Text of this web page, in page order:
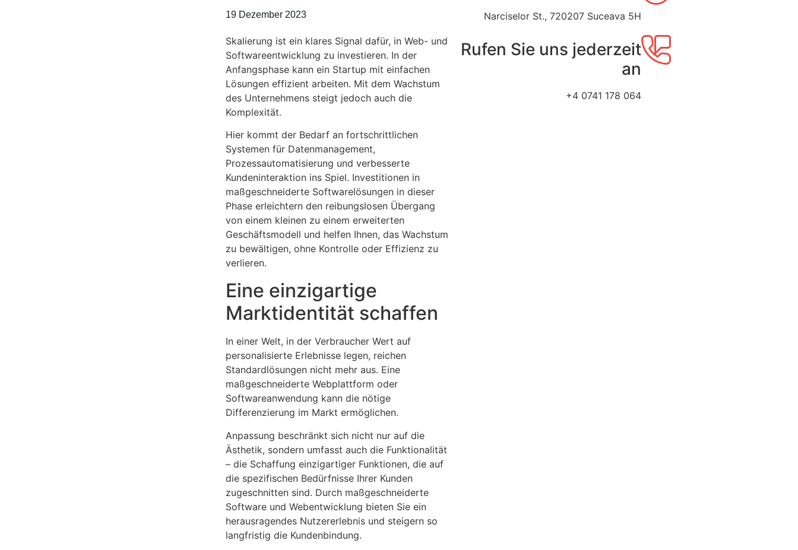
19 Dezember 2023
Skalierung ist ein klares Signal dafür, in Web- und
Softwareentwicklung zu investieren. In der
Anfangsphase kann ein Startup mit einfachen
Lösungen effizient arbeiten. Mit dem Wachstum
des Unternehmens steigt jedoch auch die
Komplexität.
Hier kommt der Bedarf an fortschrittlichen
Systemen für Datenmanagement,
Prozessautomatisierung und verbesserte
Kundeninteraktion ins Spiel. Investitionen in
maßgeschneiderte Softwarelösungen in dieser
Phase erleichtern den reibungslosen Übergang
von einem kleinen zu einem erweiterten
Geschäftsmodell und helfen Ihnen, das Wachstum
zu bewältigen, ohne Kontrolle oder Effizienz zu
verlieren.
Eine einzigartige
Marktidentität schaffen
In einer Welt, in der Verbraucher Wert auf
personalisierte Erlebnisse legen, reichen
Standardlösungen nicht mehr aus. Eine
maßgeschneiderte Webplattform oder
Softwareanwendung kann die nötige
Differenzierung im Markt ermöglichen.
Anpassung beschränkt sich nicht nur auf die
Ästhetik, sondern umfasst auch die Funktionalität
– die Schaffung einzigartiger Funktionen, die auf
die spezifischen Bedürfnisse Ihrer Kunden
zugeschnitten sind. Durch maßgeschneiderte
Software und Webentwicklung bieten Sie ein
herausragendes Nutzererlebnis und steigern so
langfristig die Kundenbindung.
Narciselor St., 720207 Suceava 5H
Rufen Sie uns jederzeit
an
+4 0741 178 064